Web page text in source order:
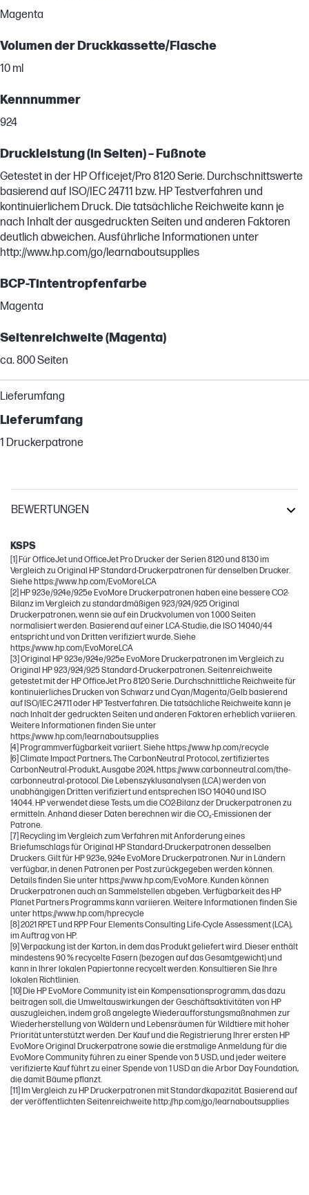
Magenta
Volumen der Druckkassette/Flasche
10 ml
Kennnummer
924
Druckleistung (in Seiten) – Fußnote
Getestet in der HP Officejet/Pro 8120 Serie. Durchschnittswerte
basierend auf ISO/IEC 24711 bzw. HP Testverfahren und
kontinuierlichem Druck. Die tatsächliche Reichweite kann je
nach Inhalt der ausgedruckten Seiten und anderen Faktoren
deutlich abweichen. Ausführliche Informationen unter
http://www.hp.com/go/learnaboutsupplies
BCP-Tintentropfenfarbe
Magenta
Seitenreichweite (Magenta)
ca. 800 Seiten
Lieferumfang
Lieferumfang
1 Druckerpatrone
BEWERTUNGEN
KSPS
[1] Für OfficeJet und OfficeJet Pro Drucker der Serien 8120 und 8130 im
Vergleich zu Original HP Standard-Druckerpatronen für denselben Drucker.
Siehe https://www.hp.com/EvoMoreLCA
[2] HP 923e/924e/925e EvoMore Druckerpatronen haben eine bessere CO2-
Bilanz im Vergleich zu standardmäßigen 923/924/925 Original
Druckerpatronen, wenn sie auf ein Druckvolumen von 1.000 Seiten
normalisiert werden. Basierend auf einer LCA-Studie, die ISO 14040/44
entspricht und von Dritten verifiziert wurde. Siehe
https://www.hp.com/EvoMoreLCA
[3] Original HP 923e/924e/925e EvoMore Druckerpatronen im Vergleich zu
Original HP 923/924/925 Standard-Druckerpatronen. Seitenreichweite
getestet mit der HP OfficeJet Pro 8120 Serie. Durchschnittliche Reichweite für
kontinuierliches Drucken von Schwarz und Cyan/Magenta/Gelb basierend
auf ISO/IEC 24711 oder HP Testverfahren. Die tatsächliche Reichweite kann je
nach Inhalt der gedruckten Seiten und anderen Faktoren erheblich variieren.
Weitere Informationen finden Sie unter
https://www.hp.com/learnaboutsupplies
[4] Programmverfügbarkeit variiert. Siehe https://www.hp.com/recycle
[6] Climate Impact Partners, The CarbonNeutral Protocol, zertifiziertes
CarbonNeutral-Produkt, Ausgabe 2024, https://www.carbonneutral.com/the-
carbonneutral-protocol. Die Lebenszyklusanalysen (LCA) werden von
unabhängigen Dritten verifiziert und entsprechen ISO 14040 und ISO
14044. HP verwendet diese Tests, um die CO2-Bilanz der Druckerpatronen zu
ermitteln. Anhand dieser Daten berechnen wir die CO₂-Emissionen der
Patrone.
[7] Recycling im Vergleich zum Verfahren mit Anforderung eines
Briefumschlags für Original HP Standard-Druckerpatronen desselben
Druckers. Gilt für HP 923e, 924e EvoMore Druckerpatronen. Nur in Ländern
verfügbar, in denen Patronen per Post zurückgegeben werden können.
Details finden Sie unter https://www.hp.com/EvoMore. Kunden können
Druckerpatronen auch an Sammelstellen abgeben. Verfügbarkeit des HP
Planet Partners Programms kann variieren. Weitere Informationen finden Sie
unter https://www.hp.com/hprecycle
[8] 2021 RPET und RPP Four Elements Consulting Life-Cycle Assessment (LCA),
im Auftrag von HP.
[9] Verpackung ist der Karton, in dem das Produkt geliefert wird. Dieser enthält
mindestens 90 % recycelte Fasern (bezogen auf das Gesamtgewicht) und
kann in Ihrer lokalen Papiertonne recycelt werden. Konsultieren Sie Ihre
lokalen Richtlinien.
[10] Die HP EvoMore Community ist ein Kompensationsprogramm, das dazu
beitragen soll, die Umweltauswirkungen der Geschäftsaktivitäten von HP
auszugleichen, indem groß angelegte Wiederaufforstungsmaßnahmen zur
Wiederherstellung von Wäldern und Lebensräumen für Wildtiere mit hoher
Priorität unterstützt werden. Der Kauf und die Registrierung Ihrer ersten HP
EvoMore Original Druckerpatrone sowie die erstmalige Anmeldung für die
EvoMore Community führen zu einer Spende von 5 USD, und jeder weitere
verifizierte Kauf führt zu einer Spende von 1 USD an die Arbor Day Foundation,
die damit Bäume pflanzt.
[11] Im Vergleich zu HP Druckerpatronen mit Standardkapazität. Basierend auf
der veröffentlichten Seitenreichweite http://hp.com/go/learnaboutsupplies